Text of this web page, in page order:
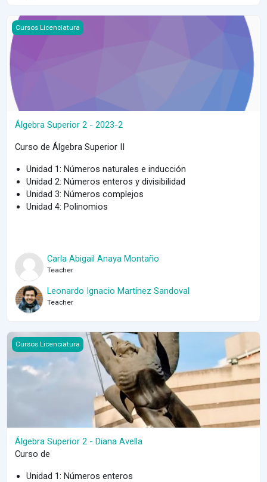
Course image Álgebra Superior 2 - 2023-2
Cursos Licenciatura
Álgebra Superior 2 - 2023-2
Curso de Álgebra Superior II
Unidad 1: Números naturales e inducción
Unidad 2: Números enteros y divisibilidad
Unidad 3: Números complejos
Unidad 4: Polinomios
Carla Abigail Anaya Montaño
Teacher
Leonardo Ignacio Martínez Sandoval
Teacher
Course image Álgebra Superior 2 - Diana Avella
Cursos Licenciatura
Álgebra Superior 2 - Diana Avella
Curso de
Unidad 1: Números enteros